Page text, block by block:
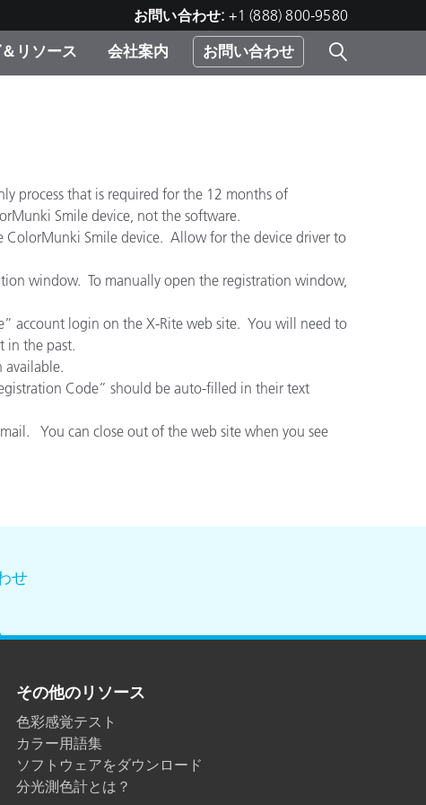
お問い合わせ: +1 (888) 800-9580
料）
ージ
リソース
む）
会社案内 お問い合わせ
process that is required for the 12 months of
Smile device, not the software.
Smile device. Allow for the device driver to
window. To manually open the registration window,
login on the X-Rite web site. You will need to
in the past.
Code” should be auto-filled in their text
You can close out of the web site when you see
せ
その他のリソース
色彩感覚テスト
カラー用語集
ソフトウェアをダウンロード
分光測色計とは？